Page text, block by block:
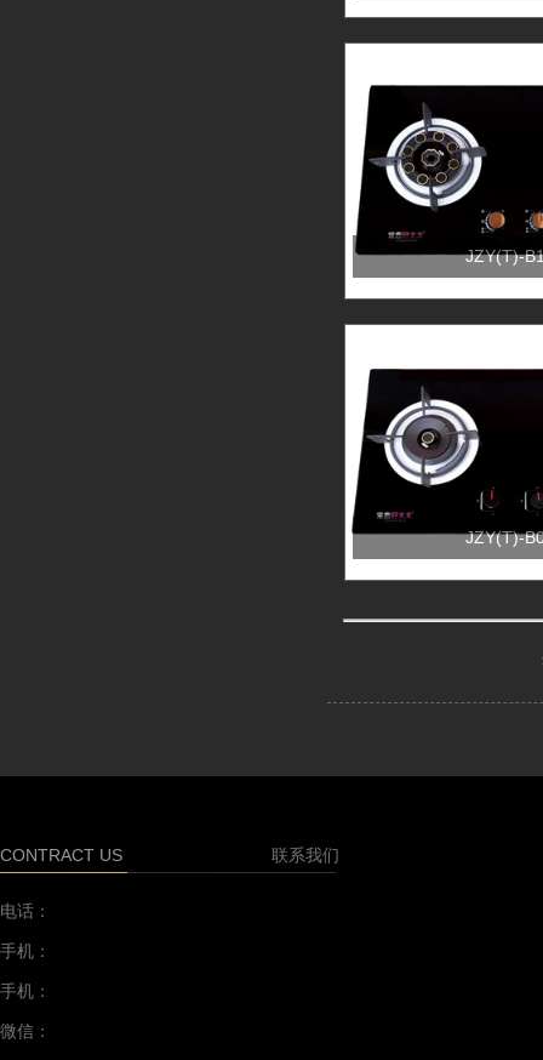
JZY(T)-
JZY(T)-
联系我们
CONTRACT US
电话：
手机：
手机：
微信：